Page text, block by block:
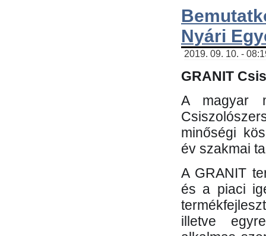
Nyári
2019. 09. 10. -
GRANIT
A magyar
minőségi
év szakmai
A GRANIT
és a piaci
illetve